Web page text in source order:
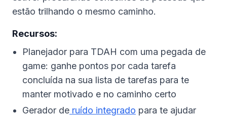
estão trilhando o mesmo caminho.
Recursos:
Planejador para TDAH com uma pegada de
game: ganhe pontos por cada tarefa
concluída na sua lista de tarefas para te
manter motivado e no caminho certo
Gerador de ruído integrado para te ajudar